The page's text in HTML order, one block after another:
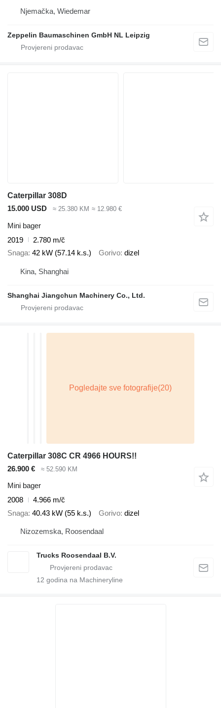
Njemačka, Wiedemar
Zeppelin Baumaschinen GmbH NL Leipzig
Caterpillar 308D
15.000 USD
≈ 25.380 KM ≈ 12.980 €
Mini bager
2019
2.780 m/č
Snaga 42 kW (57.14 k.s.) Gorivo dizel
Kina, Shanghai
Shanghai Jiangchun Machinery Co., Ltd.
Caterpillar 308C CR 4966 HOURS!!
26.900 €
≈ 52.590 KM
Mini bager
2008
4.966 m/č
Snaga 40.43 kW (55 k.s.) Gorivo dizel
Nizozemska, Roosendaal
Trucks Roosendaal B.V.
12 godina na Machineryline